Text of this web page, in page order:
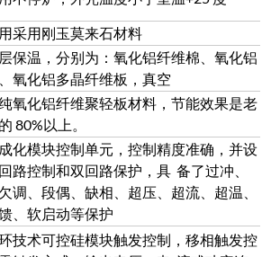
流 范围内，确保输出和调压器正常工
电压环也参与调节，使调压器的输出
限制在额定电流范围内，在有充分调节
提下维持输出电流及电压的恒 定；从
护发热元件避免过大电流、电压的冲
安全可靠的控制效果及控制精度。
度段号、段时间、剩余时间、输出功率
电压、电流等
按钮使用寿命超过 100000 次，并且带
灯。
定温度曲线